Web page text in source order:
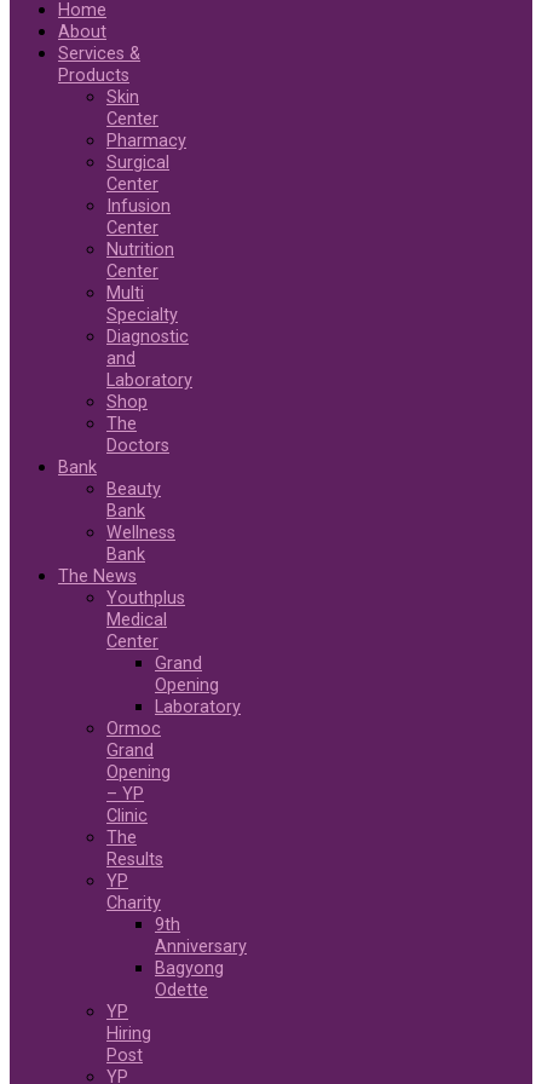
Home
About
Services &
Products
Skin
Center
Pharmacy
Surgical
Center
Infusion
Center
Nutrition
Center
Multi
Specialty
Diagnostic
and
Laboratory
Shop
The
Doctors
Bank
Beauty
Bank
Wellness
Bank
The News
Youthplus
Medical
Center
Grand
Opening
Laboratory
Ormoc
Grand
Opening
– YP
Clinic
The
Results
YP
Charity
9th
Anniversary
Bagyong
Odette
YP
Hiring
Post
YP